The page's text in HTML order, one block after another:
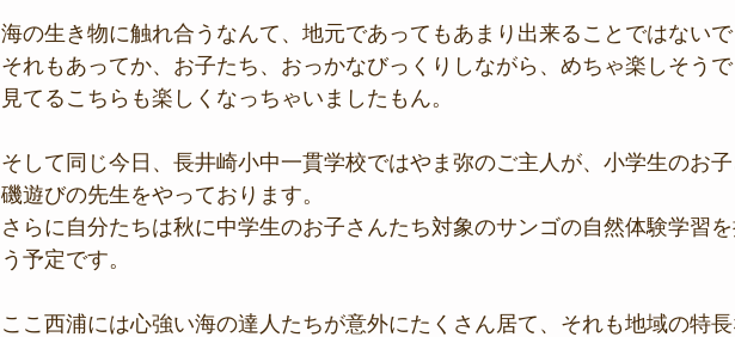
海の生き物に触れ合うなんて、地元であってもあまり出来ることではないで
それもあってか、お子たち、おっかなびっくりしながら、めちゃ楽しそうで
見てるこちらも楽しくなっちゃいましたもん。
そして同じ今日、長井崎小中一貫学校ではやま弥のご主人が、小学生のお
磯遊びの先生をやっております。
さらに自分たちは秋に中学生のお子さんたち対象のサンゴの自然体験学習
う予定です。
ここ西浦には心強い海の達人たちが意外にたくさん居て、それも地域の特